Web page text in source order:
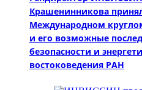
Крашенинникова
Международном
и его возможные
безопасности и
востоковедения РАН